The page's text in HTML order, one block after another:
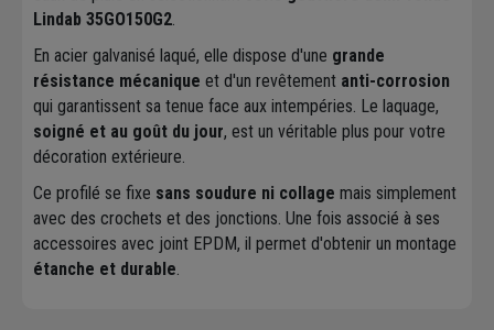
Lindab 35GO150G2.
En acier galvanisé laqué, elle dispose d'une grande
résistance mécanique et d'un revêtement anti-corrosion
qui garantissent sa tenue face aux intempéries. Le laquage,
soigné et au goût du jour, est un véritable plus pour votre
décoration extérieure.
Ce profilé se fixe sans soudure ni collage mais simplement
avec des crochets et des jonctions. Une fois associé à ses
accessoires avec joint EPDM, il permet d'obtenir un montage
étanche et durable.